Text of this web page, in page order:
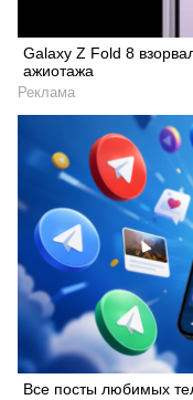
Galaxy Z Fold 8
ажиотажа
Реклама
Все посты любимых